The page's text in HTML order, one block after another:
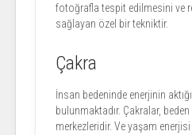
fotoğrafla tespit edilmesini ve
sağlayan özel bir tekniktir.
Çakra
İnsan bedeninde enerjinin
bulunmaktadır. Çakralar,
merkezleridir. Ve yaşam